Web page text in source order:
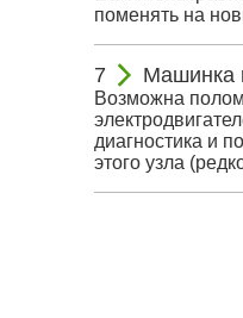
поменять на
Машинка
Возможна
диагностика и
этого узла